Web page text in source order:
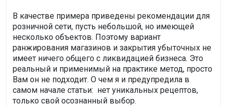
В качестве примера приведены рекомендации для
розничной сети, пусть небольшой, но имеющей
несколько объектов. Поэтому вариант
ранжирования магазинов и закрытия убыточных не
имеет ничего общего с ликвидацией бизнеса. Это
реальный и применимый на практике метод, просто
Вам он не подходит. О чем я и предупредила в
самом начале статьи: нет уникальных рецептов,
только свой осознанный выбор.